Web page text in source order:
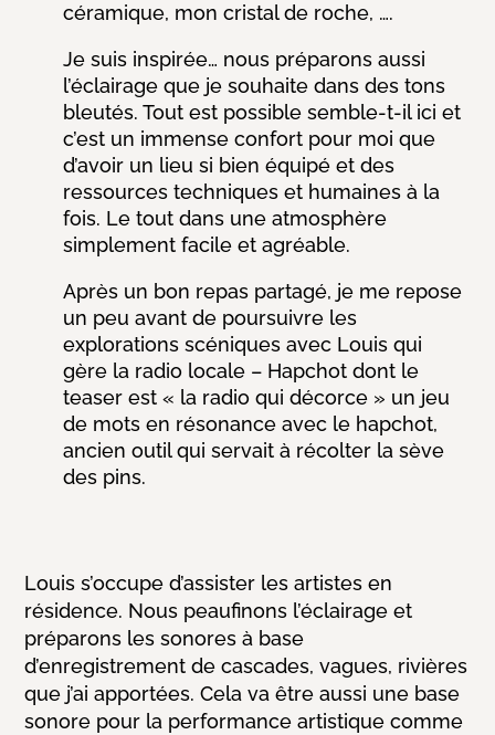
céramique, mon cristal de roche, ….
Je suis inspirée… nous préparons aussi
l’éclairage que je souhaite dans des tons
bleutés. Tout est possible semble-t-il ici et
c’est un immense confort pour moi que
d’avoir un lieu si bien équipé et des
ressources techniques et humaines à la
fois. Le tout dans une atmosphère
simplement facile et agréable.
Après un bon repas partagé, je me repose
un peu avant de poursuivre les
explorations scéniques avec Louis qui
gère la radio locale – Hapchot dont le
teaser est « la radio qui décorce » un jeu
de mots en résonance avec le hapchot,
ancien outil qui servait à récolter la sève
des pins.
Louis s’occupe d’assister les artistes en
résidence. Nous peaufinons l’éclairage et
préparons les sonores à base
d’enregistrement de cascades, vagues, rivières
que j’ai apportées. Cela va être aussi une base
sonore pour la performance artistique comme